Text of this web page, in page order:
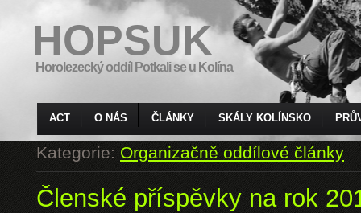
HOPSUK
Horolezecký oddíl Potkali se u Kolína
ACT O NÁS ČLÁNKY SKÁLY KOLÍNSKO
Kategorie:Organizačně oddílové články
Členské příspěvky na rok